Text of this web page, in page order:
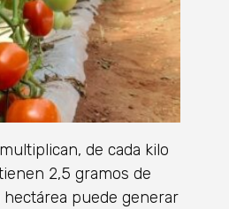
de cada kilo
2,5 gramos de
hectárea puede generar